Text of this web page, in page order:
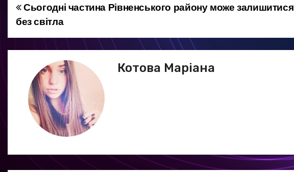
Н
а
в
і
Сьогодні частина Рівненського району може залишитися
без світла
Котова Маріана